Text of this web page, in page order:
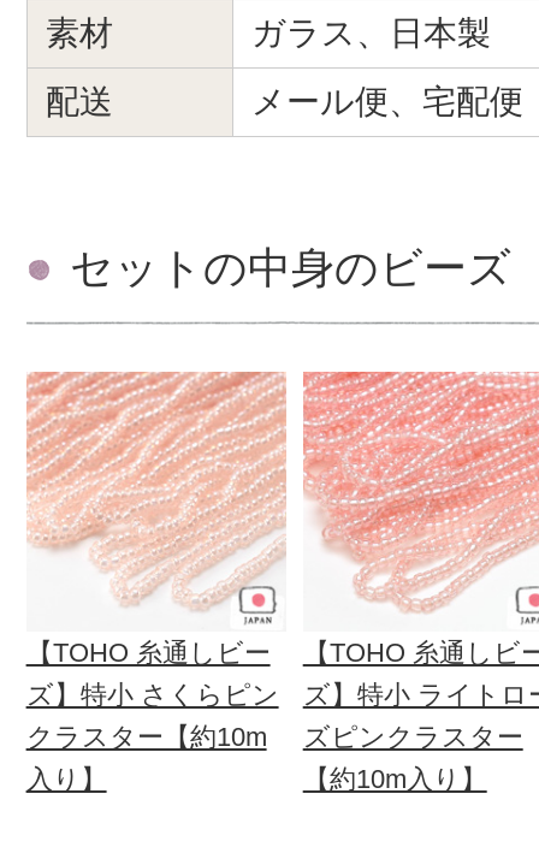
素材
ガラス、日本製
配送
メール便、宅配便
セットの中身のビーズ
【TOHO 糸通しビー
ズ】特小 さくらピン
クラスター【約10m
入り】
【TOHO 糸通しビ
ズ】特小 ライトロ
ズピンクラスター
【約10m入り】